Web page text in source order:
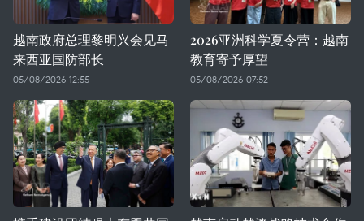
越南政府总理黎明兴会见马
来西亚国防部长
05/08/2026 12:55
2026亚洲科学夏令营：越南
教育寄予厚望
05/08/2026 07:52